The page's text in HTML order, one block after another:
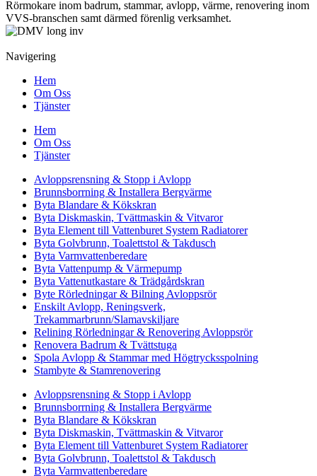
Rörmokare inom badrum, stammar, avlopp, värme, renovering inom
VVS-branschen samt därmed förenlig verksamhet.
Navigering
Hem
Om Oss
Tjänster
Hem
Om Oss
Tjänster
Avloppsrensning & Stopp i Avlopp
Brunnsborrning & Installera Bergvärme
Byta Blandare & Kökskran
Byta Diskmaskin, Tvättmaskin & Vitvaror
Byta Element till Vattenburet System Radiatorer
Byta Golvbrunn, Toalettstol & Takdusch
Byta Varmvattenberedare
Byta Vattenpump & Värmepump
Byta Vattenutkastare & Trädgårdskran
Byte Rörledningar & Bilning Avloppsrör
Enskilt Avlopp, Reningsverk,
Trekammarbrunn/Slamavskiljare
Relining Rörledningar & Renovering Avloppsrör
Renovera Badrum & Tvättstuga
Spola Avlopp & Stammar med Högtrycksspolning
Stambyte & Stamrenovering
Avloppsrensning & Stopp i Avlopp
Brunnsborrning & Installera Bergvärme
Byta Blandare & Kökskran
Byta Diskmaskin, Tvättmaskin & Vitvaror
Byta Element till Vattenburet System Radiatorer
Byta Golvbrunn, Toalettstol & Takdusch
Byta Varmvattenberedare